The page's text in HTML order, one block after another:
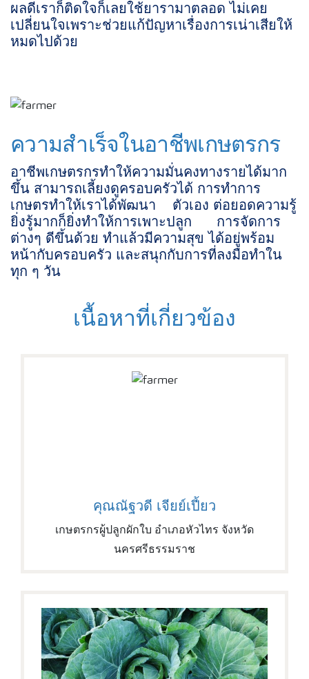
ผลดีเราก็ติดใจก็เลยใช้ยารามาตลอด ไม่เคย
เปลี่ยนใจเพราะช่วยแก้ปัญหาเรื่องการเน่าเสียให้
หมดไปด้วย
ความสำเร็จในอาชีพเกษตรกร
อาชีพเกษตรกรทำให้ความมั่นคงทางรายได้มาก
ขึ้น สามารถเลี้ยงดูครอบครัวได้ การทำการ
เกษตรทำให้เราได้พัฒนา ตัวเอง ต่อยอดความรู้
ยิ่งรู้มากก็ยิ่งทำให้การเพาะปลูก การจัดการ
ต่างๆ ดีขึ้นด้วย ทำแล้วมีความสุข ได้อยู่พร้อม
หน้ากับครอบครัว และสนุกกับการที่ลงมือทำใน
ทุก ๆ วัน
เนื้อหาที่เกี่ยวข้อง
คุณณัฐวดี เจียย์เปี้ยว
เกษตรกรผู้ปลูกผักใบ อำเภอหัวไทร จังหวัด
นครศรีธรรมราช